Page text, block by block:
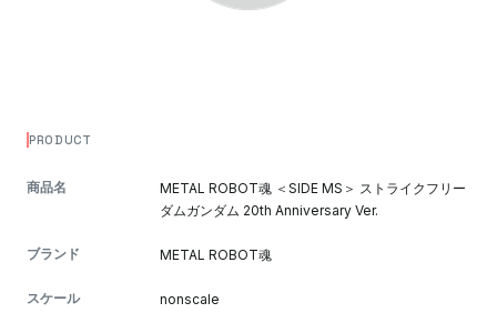
PRODUCT
商品名
METAL ROBOT魂 ＜SIDE MS＞ ストライクフリー
ダムガンダム 20th Anniversary Ver.
ブランド METAL ROBOT魂
スケール nonscale